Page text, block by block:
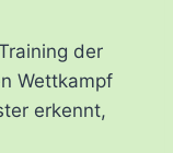
der
Wettkampf
erkennt,